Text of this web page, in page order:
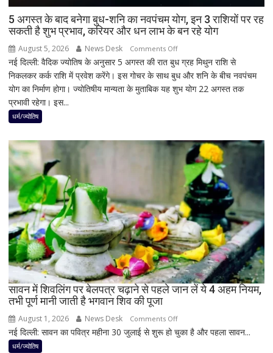
उपचुनावों
के
बढ़ाई
सियासी
हलचल
5 अगस्त के बाद बनेगा बुध-शनि का नवपंचम योग, इन 3 राशियों पर रह
सकती है शुभ प्रभाव, करियर और धन लाभ के बन रहे योग
August 5, 2026 News Desk Comments Offon
5
अगस्त
के
शनि
नवपंचम
योग,
इन
3
राशियों
पर
रह
सकती
है
शुभ
करियर
और
नई दिल्ली: वैदिक ज्योतिष के अनुसार 5 अगस्त की रात बुध ग्रह मिथुन राशि से
निकलकर कर्क राशि में प्रवेश करेंगे। इस गोचर के साथ बुध और शनि के बीच नवपंचम
योग का निर्माण होगा। ज्योतिषीय मान्यता के मुताबिक यह शुभ योग 22 अगस्त तक
प्रभावी रहेगा। इस...
धर्म/ज्योतिष
सावन में शिवलिंग पर बेलपत्र चढ़ाने से पहले जान लें ये 4 अहम नियम,
तभी पूर्ण मानी जाती है भगवान शिव की पूजा
August 1, 2026 News Desk Comments Offon
सावन
नई दिल्ली: सावन का पवित्र महीना 30 जुलाई से शुरू हो चुका है और पहला सावन...
धर्म/ज्योतिष